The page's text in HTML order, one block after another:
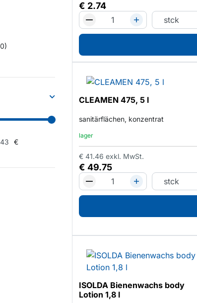
€
€ 2.74
CLEAMEN 475, 5 l
sanitärflächen, konzentrat
lager
€ 49.75
€ 41.46 exkl. MwSt.
ISOLDA Bienenwachs body
Lotion 1,8 l